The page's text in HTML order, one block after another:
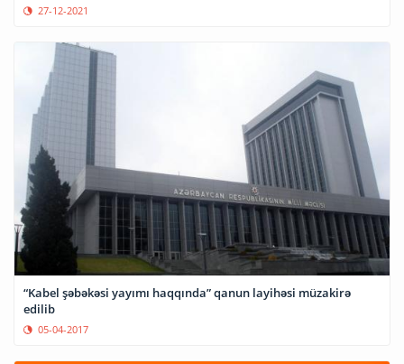
27-12-2021
“Kabel şəbəkəsi yayımı haqqında” qanun layihəsi müzakirə
edilib
05-04-2017